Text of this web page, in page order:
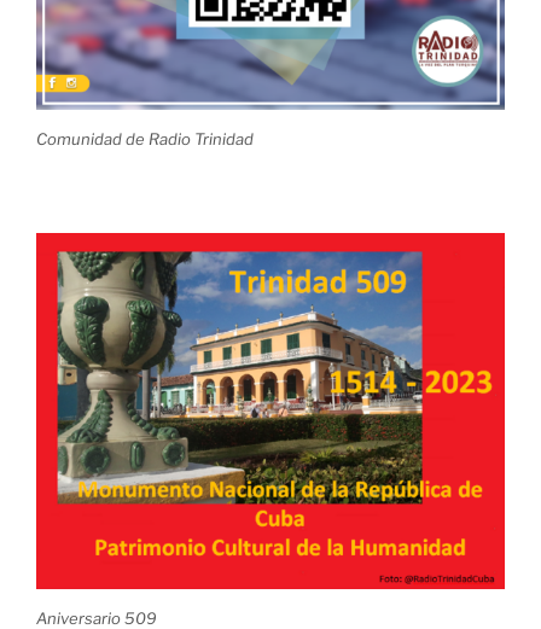
Comunidad de Radio Trinidad
Aniversario 509